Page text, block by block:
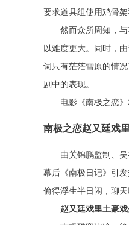
要求道具组使用鸡骨
然而众所周知，
以难度更大。同时，
词只有茫茫雪原的情
剧中的表现。
电影《南极之恋
南极之恋赵又廷戏
由关锦鹏监制、
幕后《南极日记》引
偷得浮生半日闲，聊
赵又廷戏里土豪